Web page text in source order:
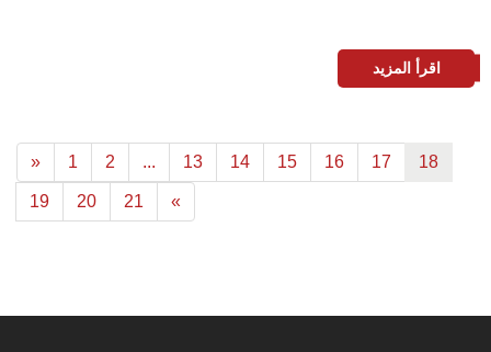
اقرأ المزيد
« 1 2 ... 13 14 15 16 17 18
19 20 21 »